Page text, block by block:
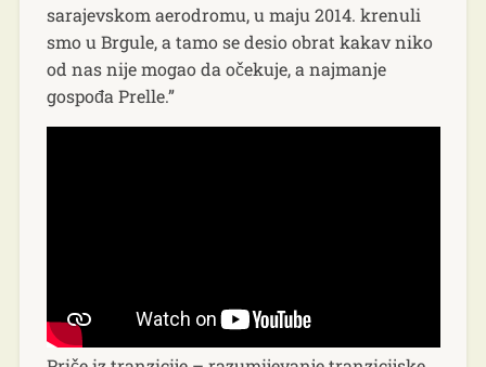
sarajevskom aerodromu, u maju 2014. krenuli
smo u Brgule, a tamo se desio obrat kakav niko
od nas nije mogao da očekuje, a najmanje
gospođa Prelle.”